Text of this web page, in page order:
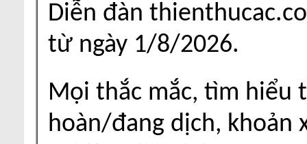
Diễn đàn
từ ngày 1/8/2026.
Mọi thắc mắc, tìm hiểu
hoàn/đang dịch, khoản